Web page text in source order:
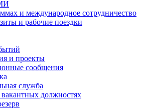
и международное сотрудничество
и рабочие поездки
и проекты
сообщения
служба
должностях